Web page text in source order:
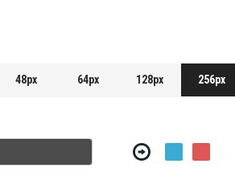
48px 64px 128px 256px